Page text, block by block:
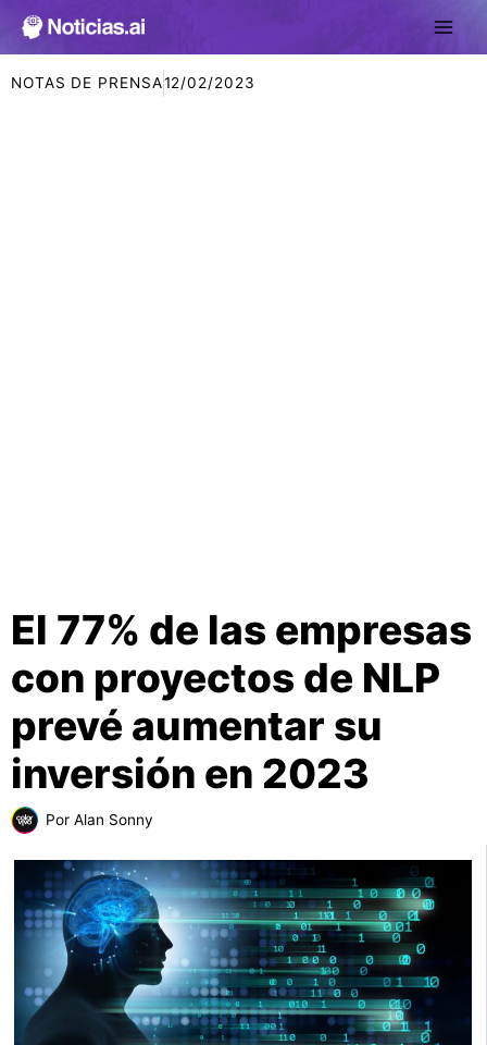
NOTAS DE PRENSA12/02/2023
El 77% de las empresas
con proyectos de NLP
prevé aumentar su
inversión en 2023
Por Alan Sonny